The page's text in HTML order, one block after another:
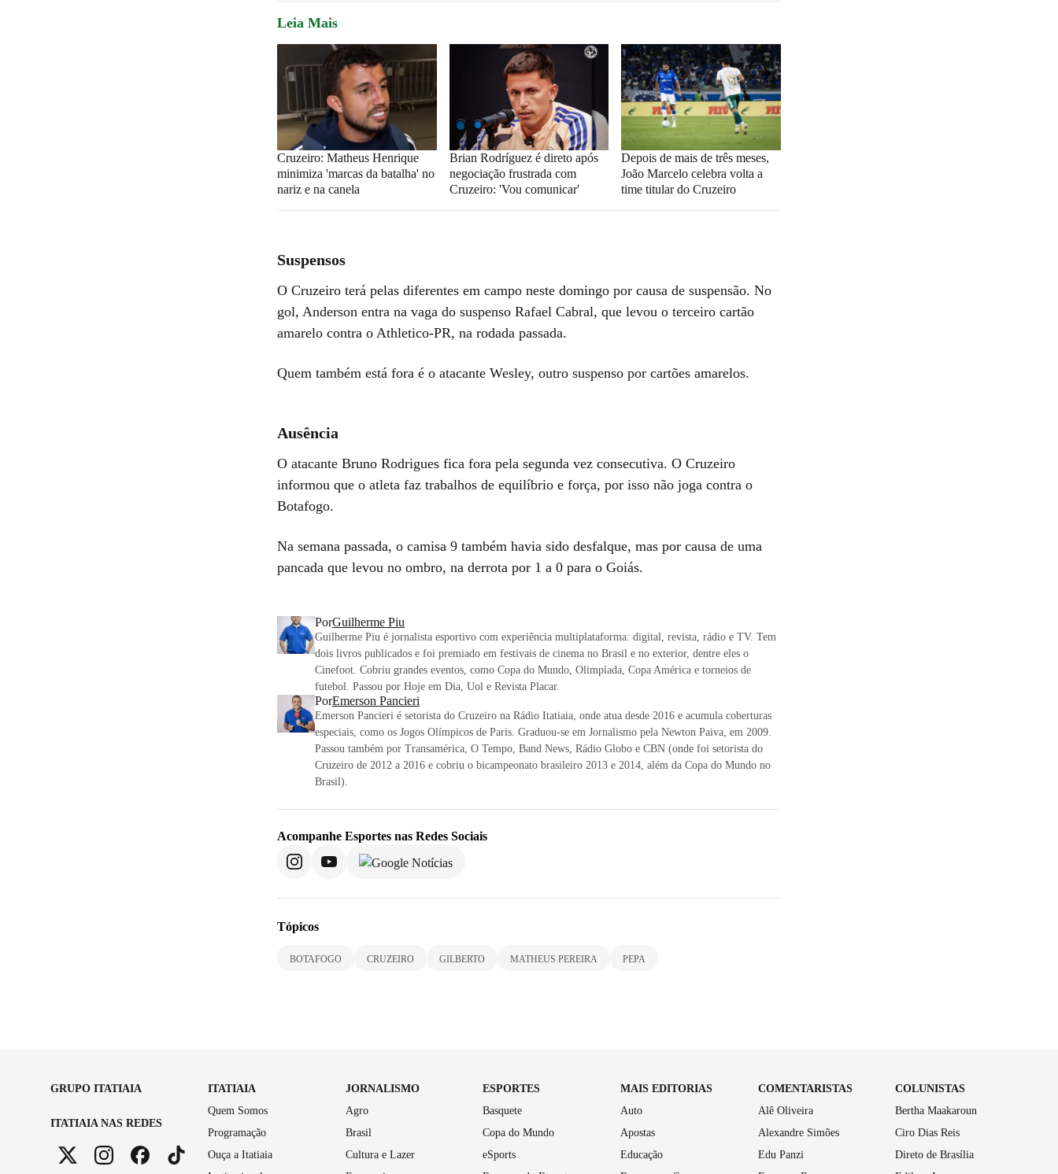
Leia Mais
Cruzeiro: Matheus Henrique
minimiza 'marcas da batalha' no
nariz e na canela
Brian Rodríguez é direto após
negociação frustrada com
Cruzeiro: 'Vou comunicar'
Depois de mais de três meses,
João Marcelo celebra volta a
time titular do Cruzeiro
Suspensos
O Cruzeiro terá pelas diferentes em campo neste domingo por causa de suspensão. No
gol, Anderson entra na vaga do suspenso Rafael Cabral, que levou o terceiro cartão
amarelo contra o Athletico-PR, na rodada passada.
Quem também está fora é o atacante Wesley, outro suspenso por cartões amarelos.
Ausência
O atacante Bruno Rodrigues fica fora pela segunda vez consecutiva. O Cruzeiro
informou que o atleta faz trabalhos de equilíbrio e força, por isso não joga contra o
Botafogo.
Na semana passada, o camisa 9 também havia sido desfalque, mas por causa de uma
pancada que levou no ombro, na derrota por 1 a 0 para o Goiás.
PorGuilherme Piu
Guilherme Piu é jornalista esportivo com experiência multiplataforma: digital, revista, rádio e TV. Tem
dois livros publicados e foi premiado em festivais de cinema no Brasil e no exterior, dentre eles o
Cinefoot. Cobriu grandes eventos, como Copa do Mundo, Olimpíada, Copa América e torneios de
futebol. Passou por Hoje em Dia, Uol e Revista Placar.
PorEmerson Pancieri
Emerson Pancieri é setorista do Cruzeiro na Rádio Itatiaia, onde atua desde 2016 e acumula coberturas
especiais, como os Jogos Olímpicos de Paris. Graduou-se em Jornalismo pela Newton Paiva, em 2009.
Passou também por Transamérica, O Tempo, Band News, Rádio Globo e CBN (onde foi setorista do
Cruzeiro de 2012 a 2016 e cobriu o bicampeonato brasileiro 2013 e 2014, além da Copa do Mundo no
Brasil).
Acompanhe Esportes nas Redes Sociais
Tópicos
BOTAFOGO CRUZEIRO GILBERTO MATHEUS PEREIRA PEPA
GRUPO ITATIAIA
ITATIAIA NAS REDES
ITATIAIA
Quem Somos
Programação
Ouça a Itatiaia
JORNALISMO
Agro
Brasil
Cultura e Lazer
ESPORTES
Basquete
Copa do Mundo
eSports
MAIS EDITORIAS
Auto
Apostas
Educação
COMENTARISTAS
Alê Oliveira
Alexandre Simões
Edu Panzi
COLUNISTAS
Bertha Maakaroun
Ciro Dias Reis
Direto de Brasília